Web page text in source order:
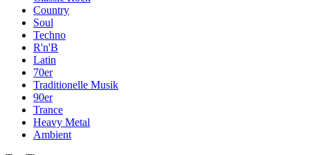
Country
Soul
Techno
R'n'B
Latin
70er
Traditionelle Musik
90er
Trance
Heavy Metal
Ambient